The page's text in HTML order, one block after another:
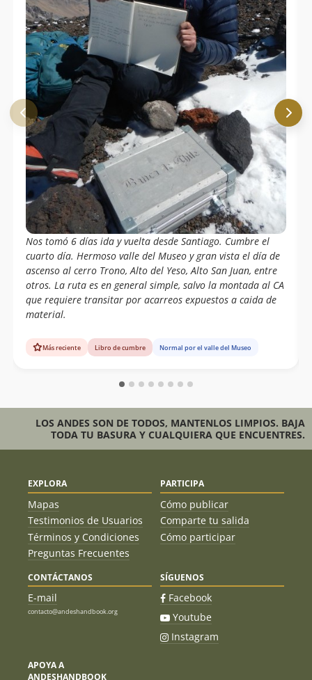
Nos tomó 6 días ida y vuelta desde Santiago. Cumbre el
cuarto día. Hermoso valle del Museo y gran vista el día de
ascenso al cerro Trono, Alto del Yeso, Alto San Juan, entre
otros. La ruta es en general simple, salvo la montada al CA
que requiere transitar por acarreos expuestos a caida de
material.
Más reciente Libro de cumbre Normal por el valle del Museo
LOS ANDES SON DE TODOS, MANTENLOS LIMPIOS. BAJA
TODA TU BASURA Y CUALQUIERA QUE ENCUENTRES.
EXPLORA
Mapas
Testimonios de Usuarios
Términos y Condiciones
Preguntas Frecuentes
PARTICIPA
Cómo publicar
Comparte tu salida
Cómo participar
CONTÁCTANOS
E-mail
contacto@andeshandbook.org
SÍGUENOS
Facebook
Youtube
Instagram
APOYA A
ANDESHANDBOOK